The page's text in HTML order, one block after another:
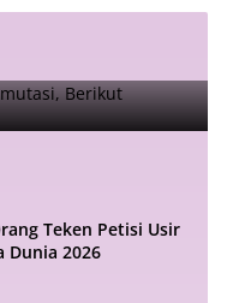
Berikut
Teken Petisi Usir
Dunia 2026